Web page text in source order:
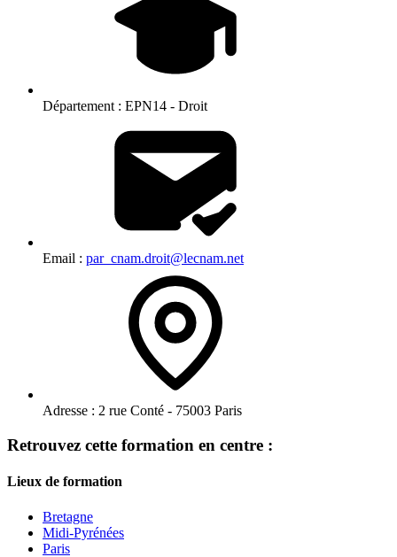
Département : EPN14 - Droit
Email : par_cnam.droit@lecnam.net
Adresse : 2 rue Conté - 75003 Paris
Retrouvez cette formation en centre :
Lieux de formation
Bretagne
Midi-Pyrénées
Paris